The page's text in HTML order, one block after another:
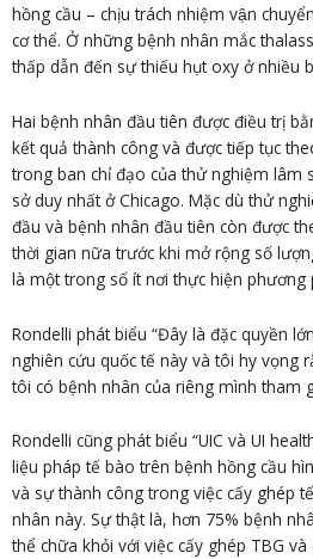
hồng cầu – chịu trách nhiệm vận
cơ thể. Ở những bệnh nhân mắc
thấp dẫn đến sự thiếu hụt oxy ở nhiều
Hai bệnh nhân đầu tiên được điều trị
kết quả thành công và được tiếp tục
trong ban chỉ đạo của thử nghiệm lâm
sở duy nhất ở Chicago. Mặc dù thử
đầu và bệnh nhân đầu tiên còn được
thời gian nữa trước khi mở rộng số
là một trong số ít nơi thực hiện phương
Rondelli phát biểu “Đây là đặc quyền
nghiên cứu quốc tế này và tôi hy vọng
tôi có bệnh nhân của riêng mình tham
Rondelli cũng phát biểu “UIC và UI
liệu pháp tế bào trên bệnh hồng cầu
và sự thành công trong việc cấy ghép
nhân này. Sự thật là, hơn 75% bệnh
thể chữa khỏi với việc cấy ghép TBG